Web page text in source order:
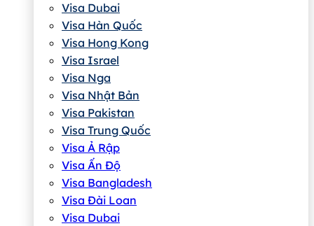
Visa Dubai
Visa Hàn Quốc
Visa Hong Kong
Visa Israel
Visa Nga
Visa Nhật Bản
Visa Pakistan
Visa Trung Quốc
Visa Ả Rập
Visa Ấn Độ
Visa Bangladesh
Visa Đài Loan
Visa Dubai